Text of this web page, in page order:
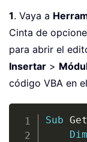
1. Vaya a
Cinta de
para abrir el
Insertar >
código VBA en
Sub
Dim